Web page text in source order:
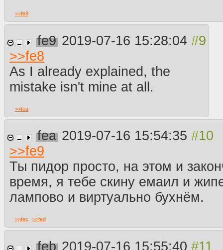
>>fe9
fe9 2019-07-16 15:28:04
>>fe8
As I already explained, the
mistake isn't mine at all.
>>fea
fea 2019-07-16 15:54:35
>>fe9
Ты пидор просто, на этом и
время, я тебе скину емаил и
лампово и виртуально бухнём.
>>fec >>fed
feb 2019-07-16 15:55:40